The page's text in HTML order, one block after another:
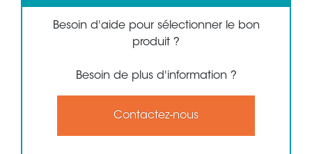
Besoin d'aide pour sélectionner le bon
produit ?
Besoin de plus d'information ?
Contactez-nous